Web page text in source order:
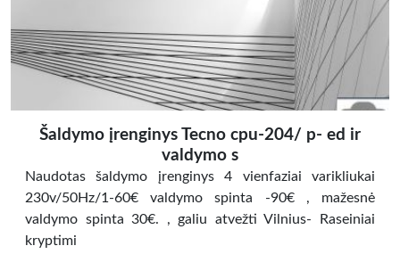
Šaldymo įrenginys Tecno cpu-204/ p- ed ir
valdymo s
Naudotas šaldymo įrenginys 4 vienfaziai varikliukai
230v/50Hz/1-60€ valdymo spinta -90€ , mažesnė
valdymo spinta 30€. , galiu atvežti Vilnius- Raseiniai
kryptimi